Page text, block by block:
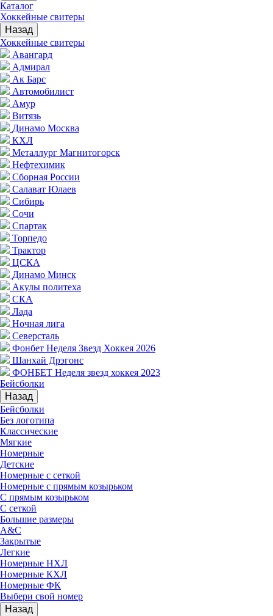
Каталог
Хоккейные свитеры
Назад
Хоккейные свитеры
Авангард
Адмирал
Ак Барс
Автомобилист
Амур
Витязь
Динамо Москва
КХЛ
Металлург Магнитогорск
Нефтехимик
Сборная России
Салават Юлаев
Сибирь
Сочи
Спартак
Торпедо
Трактор
ЦСКА
Динамо Минск
Акулы политеха
СКА
Лада
Ночная лига
Северсталь
Фонбет Неделя Звезд Хоккея 2026
Шанхай Дрэгонс
ФОНБЕТ Неделя звезд хоккея 2023
Бейсболки
Назад
Бейсболки
Без логотипа
Классические
Мягкие
Номерные
Детские
Номерные с сеткой
Номерные с прямым козырьком
С прямым козырьком
С сеткой
Большие размеры
A&C
Закрытые
Легкие
Номерные НХЛ
Номерные КХЛ
Номерные ФК
Выбери свой номер
Назад